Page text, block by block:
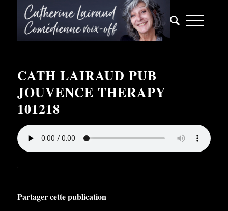
CATH LAIRAUD PUB
JOUVENCE THERAPY
101218
.
Partager cette publication